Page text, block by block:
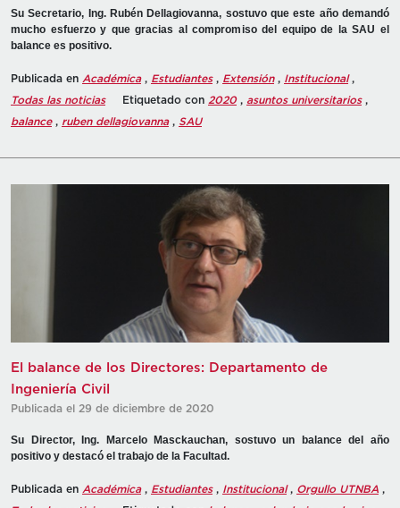
Su Secretario, Ing. Rubén Dellagiovanna, sostuvo que este año demandó
mucho esfuerzo y que gracias al compromiso del equipo de la SAU el
balance es positivo.
Publicada en Académica, Estudiantes, Extensión, Institucional,
Todas las noticias
Etiquetado con 2020, asuntos universitarios,
balance, ruben dellagiovanna, SAU
El balance de los Directores: Departamento de
Ingeniería Civil
Publicada el 29 de diciembre de 2020
Su Director, Ing. Marcelo Masckauchan, sostuvo un balance del año
positivo y destacó el trabajo de la Facultad.
Publicada en Académica, Estudiantes, Institucional, Orgullo UTNBA ,